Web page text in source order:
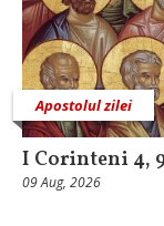
Apostolul zilei
I Corinteni 4,
09 Aug, 2026